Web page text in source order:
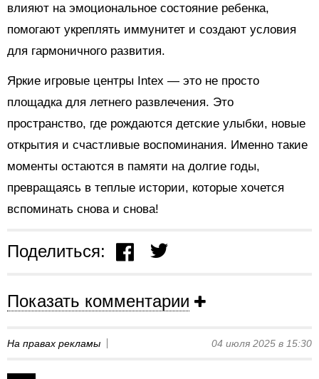
влияют на эмоциональное состояние ребенка,
помогают укреплять иммунитет и создают условия
для гармоничного развития.
Яркие игровые центры Intex — это не просто
площадка для летнего развлечения. Это
пространство, где рождаются детские улыбки, новые
открытия и счастливые воспоминания. Именно такие
моменты остаются в памяти на долгие годы,
превращаясь в теплые истории, которые хочется
вспоминать снова и снова!
Поделиться:
Показать комментарии
На правах рекламы 04 июля 2025 в 15:30